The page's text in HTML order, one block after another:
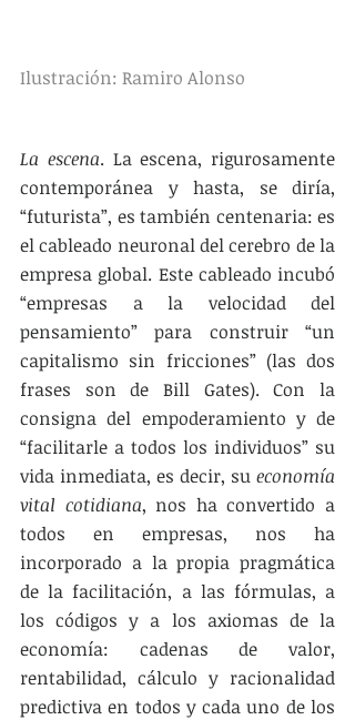
Ilustración: Ramiro Alonso
La escena. La escena, rigurosamente
contemporánea y hasta, se diría,
“futurista”, es también centenaria: es
el cableado neuronal del cerebro de la
empresa global. Este cableado incubó
“empresas a la velocidad del
pensamiento” para construir “un
capitalismo sin fricciones” (las dos
frases son de Bill Gates). Con la
consigna del empoderamiento y de
“facilitarle a todos los individuos” su
vida inmediata, es decir, su economía
vital cotidiana, nos ha convertido a
todos en empresas, nos ha
incorporado a la propia pragmática
de la facilitación, a las fórmulas, a
los códigos y a los axiomas de la
economía: cadenas de valor,
rentabilidad, cálculo y racionalidad
predictiva en todos y cada uno de los